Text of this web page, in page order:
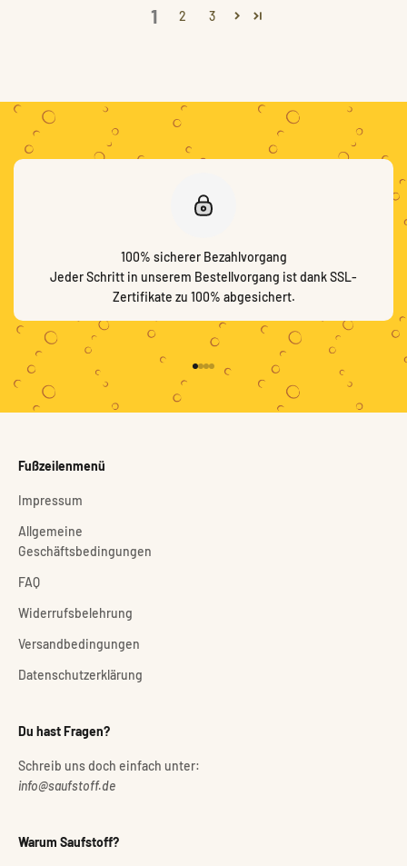
1 2 3
100% sicherer Bezahlvorgang
Jeder Schritt in unserem Bestellvorgang ist dank SSL-
Zertifikate zu 100% abgesichert.
Gehe zu Element 1
Gehe zu Element 2
Gehe zu Element 3
Gehe zu Element 4
Fußzeilenmenü
Impressum
Allgemeine
Geschäftsbedingungen
FAQ
Widerrufsbelehrung
Versandbedingungen
Datenschutzerklärung
Du hast Fragen?
Schreib uns doch einfach unter:
info@saufstoff.de
Warum Saufstoff?